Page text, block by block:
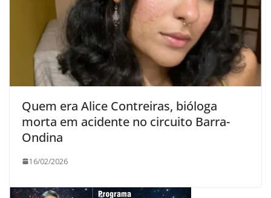
Quem era Alice Contreiras, bióloga
morta em acidente no circuito Barra-
Ondina
16/02/2026